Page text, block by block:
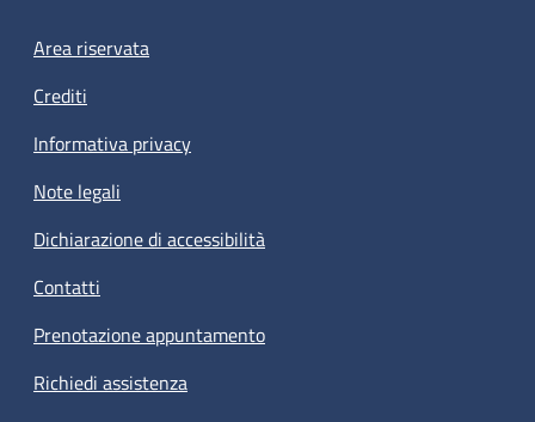
Footer menu
Area riservata
Crediti
Informativa privacy
Note legali
Dichiarazione di accessibilità
Contatti
Prenotazione appuntamento
Richiedi assistenza